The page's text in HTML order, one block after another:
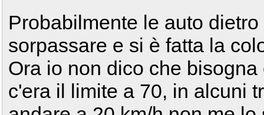
Probabilmente le auto
sorpassare e si è fatta la
Ora io non dico che
c'era il limite a 70, in alcuni